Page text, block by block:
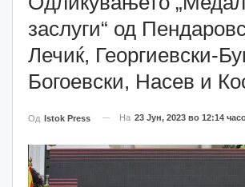
заслуги“ од
Лечиќ, Георгиевски-
Богоевски, Насев и
Од Istok Press На 23 Јун, 2023 во 12:14